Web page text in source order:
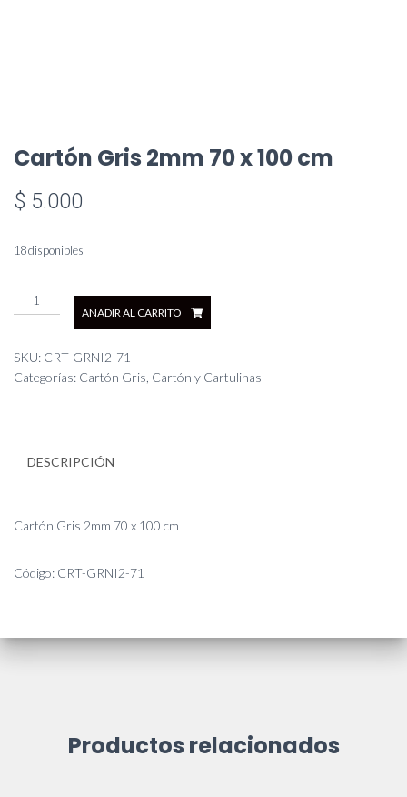
Cartón Gris 2mm 70 x 100 cm
$ 5.000
18 disponibles
Cartón
Gris
70
x
AÑADIR AL CARRITO
SKU: CRT-GRNI2-71
Categorías: Cartón Gris Cartón y Cartulinas
DESCRIPCIÓN
Cartón Gris 2mm 70 x 100 cm
Código: CRT-GRNI2-71
Productos relacionados